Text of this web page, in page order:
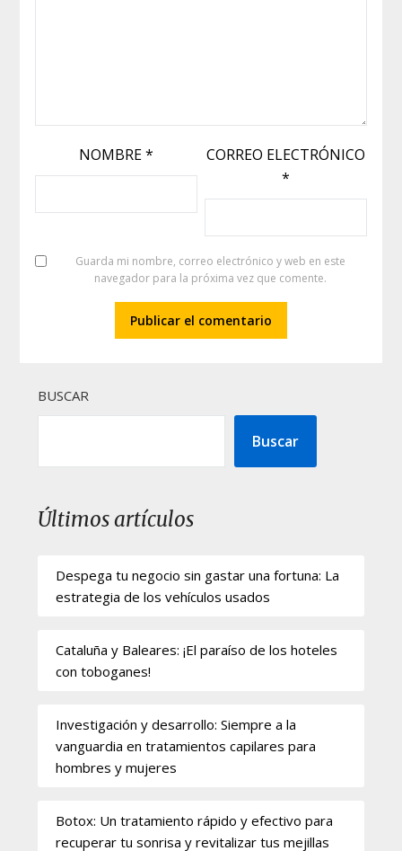
NOMBRE*
CORREO ELECTRÓNICO
*
Guarda mi nombre, correo electrónico y web en este
navegador para la próxima vez que comente.
BUSCAR
Buscar
Últimos artículos
Despega tu negocio sin gastar una fortuna: La
estrategia de los vehículos usados
Cataluña y Baleares: ¡El paraíso de los hoteles
con toboganes!
Investigación y desarrollo: Siempre a la
vanguardia en tratamientos capilares para
hombres y mujeres
Botox: Un tratamiento rápido y efectivo para
recuperar tu sonrisa y revitalizar tus mejillas